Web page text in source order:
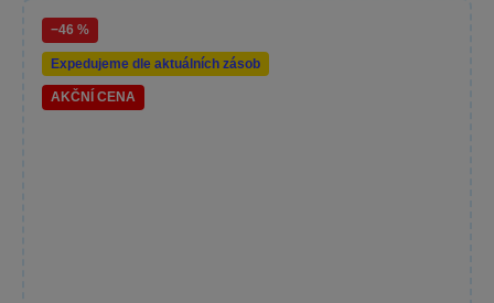
−46 %
Expedujeme dle aktuálních zásob
AKČNÍ CENA